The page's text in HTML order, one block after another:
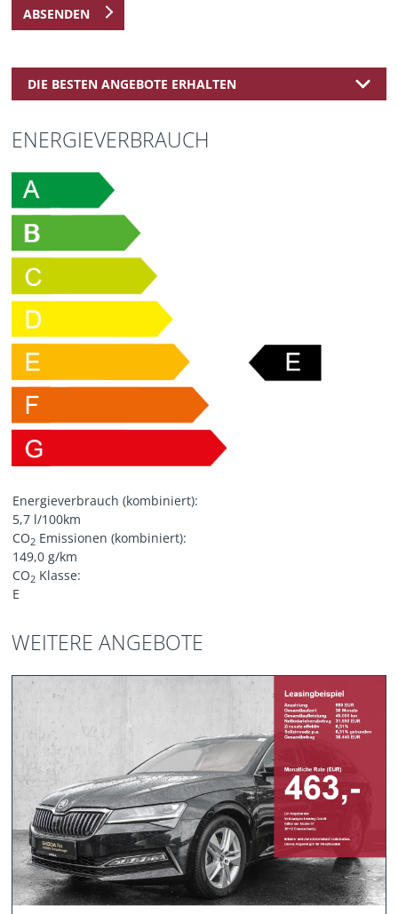
ABSENDEN
DIE BESTEN ANGEBOTE ERHALTEN
ENERGIEVERBRAUCH
Energieverbrauch (kombiniert):
5,7 l/100km
CO2 Emissionen (kombiniert):
149,0 g/km
CO2 Klasse:
E
WEITERE ANGEBOTE